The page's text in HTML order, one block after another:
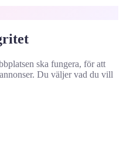
ska fungera, för att
Du väljer vad du vill